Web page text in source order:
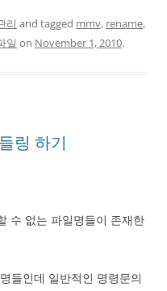
리 and tagged mmv, rename,
일 on November 1, 2010.
링 하기
수 없는 파일명들이 존재한
들인데 일반적인 명령문의